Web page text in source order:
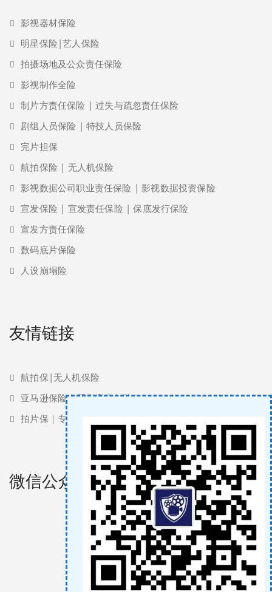
影视器材保险
明星保险|艺人保险
拍摄场地及公众责任保险
影视制作全险
制片方责任保险 | 过失与疏忽责任保险
剧组人员保险 | 特技人员保险
完片担保
航拍保险 | 无人机保险
影视数据公司职业责任保险 | 影视数据投资保险
宣发保险 | 宣发责任保险 | 保底发行保险
宣发方责任保险
数码底片保险
人设崩塌险
友情链接
航拍保|无人机保险
亚马逊保险 | 亚马逊责任险
拍片保｜专业影视保险服务商
微信公众号